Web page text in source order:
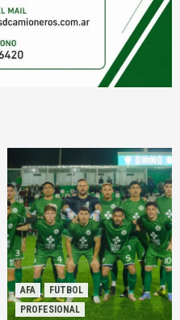
AFA
FUTBOL
PROFESIONAL